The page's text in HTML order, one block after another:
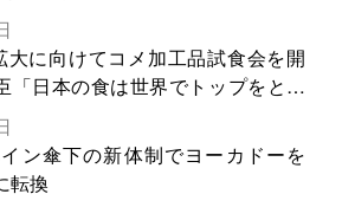
大に向けてコメ加工品試食会を開
「日本の食は世界でトップをとれ
て、米輸出需要の拡大を」
ン傘下の新体制でヨーカドーを
転換